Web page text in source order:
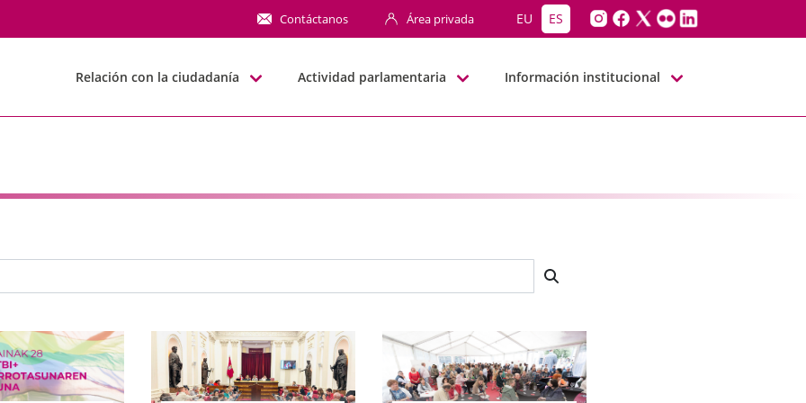
Contáctanos Área privada EU ES
Relación con la ciudadanía Actividad parlamentaria Información institucional
búsqueda